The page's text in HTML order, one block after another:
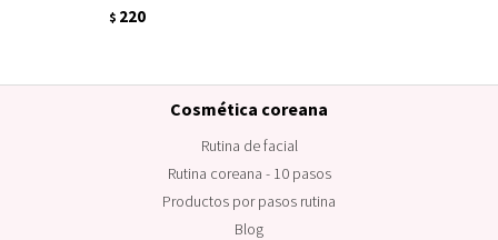
$ 220
Cosmética coreana
Rutina de facial
Rutina coreana - 10 pasos
Productos por pasos rutina
Blog